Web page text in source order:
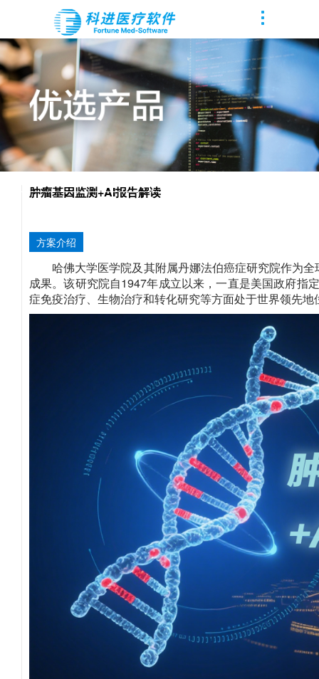
肿瘤基因监测+AI报告解读
方案介绍
哈佛大学医学院及其附属丹娜法伯癌症研究院作为
成果。该研究院自1947年成立以来，一直是美国政府指
症免疫治疗、生物治疗和转化研究等方面处于世界领先